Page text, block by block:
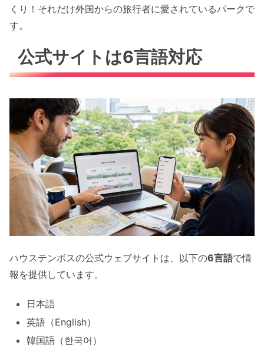
くり！それだけ外国からの旅行者に愛されているパークで
す。
公式サイトは6言語対応
ハウステンボスの公式ウェブサイトは、以下の6言語で情
報を提供しています。
日本語
英語（English）
韓国語（한국어）